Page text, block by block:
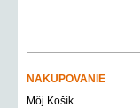
NAKUPOVANIE
Môj Košík